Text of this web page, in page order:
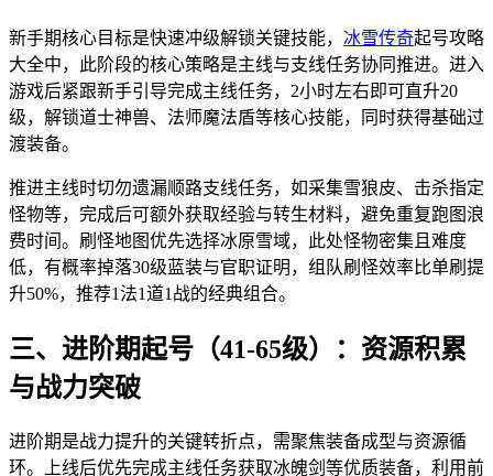
新手期核心目标是快速冲级解锁关键技能， 冰雪传奇起号攻略
大全中，此阶段的核心策略是主线与支线任务协同推进。进入
游戏后紧跟新手引导完成主线任务，2小时左右即可直升20
级，解锁道士神兽、法师魔法盾等核心技能，同时获得基础过
渡装备。
推进主线时切勿遗漏顺路支线任务，如采集雪狼皮、击杀指定
怪物等，完成后可额外获取经验与转生材料，避免重复跑图浪
费时间。刷怪地图优先选择冰原雪域，此处怪物密集且难度
低，有概率掉落30级蓝装与官职证明，组队刷怪效率比单刷提
升50%，推荐1法1道1战的经典组合。
三、进阶期起号（41-65级）：资源积累
与战力突破
进阶期是战力提升的关键转折点，需聚焦装备成型与资源循
环。上线后优先完成主线任务获取冰魄剑等优质装备，利用前